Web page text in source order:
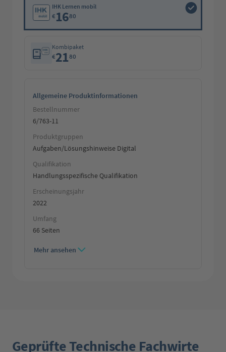
IHK Lernen mobil
€1680
Kombipaket
€2180
Allgemeine Produktinformationen
Bestellnummer
6/763-11
Produktgruppen
Aufgaben/Lösungshinweise Digital
Qualifikation
Handlungsspezifische Qualifikation
Erscheinungsjahr
2022
Umfang
66 Seiten
Mehr ansehen
Geprüfte Technische Fachwirte